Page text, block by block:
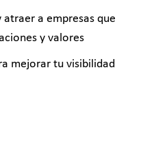
a empresas que
y valores
mejorar tu visibilidad